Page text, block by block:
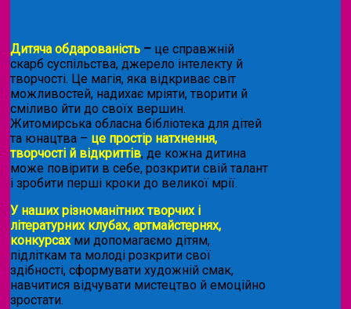
Дитяча обдарованість – це справжній
скарб суспільства, джерело інтелекту й
творчості. Це магія, яка відкриває світ
можливостей, надихає мріяти, творити й
сміливо йти до своїх вершин.
Житомирська обласна бібліотека для дітей
та юнацтва – це простір натхнення,
творчості й відкриттів, де кожна дитина
може повірити в себе, розкрити свій талант
і зробити перші кроки до великої мрії.
У наших різноманітних творчих і
літературних клубах, артмайстернях,
конкурсахми допомагаємо дітям,
підліткам та молоді розкрити свої
здібності, сформувати художній смак,
навчитися відчувати мистецтво й емоційно
зростати.